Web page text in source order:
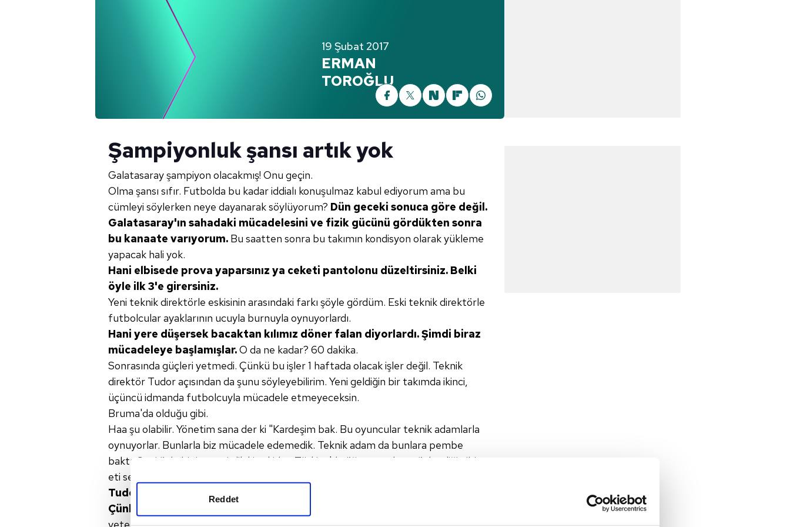
Reddet
19 Şubat 2017
ERMAN
TOROĞLU
Şampiyonluk şansı artık yok
Galatasaray şampiyon olacakmış! Onu geçin.
Olma şansı sıfır. Futbolda bu kadar iddialı konuşulmaz kabul ediyorum ama bu
cümleyi söylerken neye dayanarak söylüyorum? Dün geceki sonuca göre değil.
Galatasaray'ın sahadaki mücadelesini ve fizik gücünü gördükten sonra
bu kanaate varıyorum. Bu saatten sonra bu takımın kondisyon olarak yükleme
yapacak hali yok.
Hani elbisede prova yaparsınız ya ceketi pantolonu düzeltirsiniz. Belki
öyle ilk 3'e girersiniz.
Yeni teknik direktörle eskisinin arasındaki farkı şöyle gördüm. Eski teknik direktörle
futbolcular ayaklarının ucuyla burnuyla oynuyorlardı.
Hani yere düşersek bacaktan kılımız döner falan diyorlardı. Şimdi biraz
mücadeleye başlamışlar.O da ne kadar? 60 dakika.
Sonrasında güçleri yetmedi. Çünkü bu işler 1 haftada olacak işler değil. Teknik
direktör Tudor açısından da şunu söyleyebilirim. Yeni geldiğin bir takımda ikinci,
üçüncü idmanda futbolcuyla mücadele etmeyeceksin.
Bruma'da olduğu gibi.
Haa şu olabilir. Yönetim sana der ki "Kardeşim bak. Bu oyuncular teknik adamlarla
oynuyorlar. Bunlarla biz mücadele edemedik. Teknik adam da bunlara pembe
baktı. Seni öyle bir işe getirdik ki eskiden Türkiye'de öğretmenlere söylendiği gibi,
eti senin kemiği benim" mi dedi acaba Galatasaray yönetimi? Onu bilemeyiz.
Tudor'un işi zor.
Çünkü burası Karabük